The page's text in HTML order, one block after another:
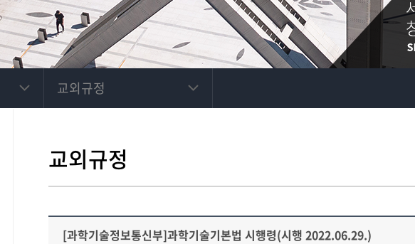
교외규정
교외규정
[과학기술정보통신부]과학기술기본법 시행령(시행 2022.06.29.)